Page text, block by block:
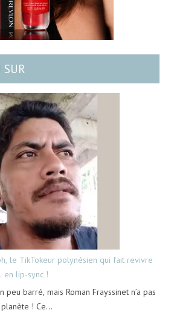
SUR
le TikTokeur polynésien qui fait revivre
en lip-sync !
peu barré, mais Roman Frayssinet n’a pas
! Ce…